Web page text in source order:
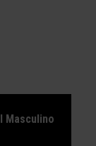
Masculino